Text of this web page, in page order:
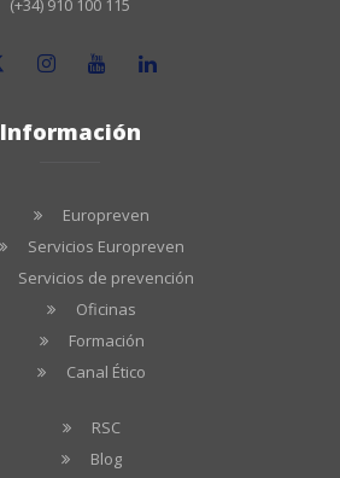
(+34) 910 100 115
Información
Europreven
Servicios Europreven
Servicios de prevención
Oficinas
Formación
Canal Ético
RSC
Blog